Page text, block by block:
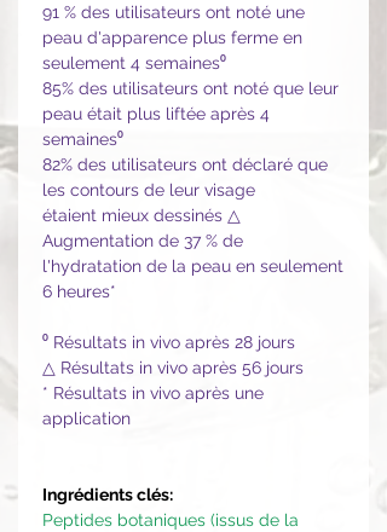
91 % des utilisateurs ont noté une
peau d'apparence plus ferme en
seulement 4 semaines⁰
85% des utilisateurs ont noté que leur
peau était plus liftée après 4
semaines⁰
82% des utilisateurs ont déclaré que
les contours de leur visage
étaient mieux dessinés △
Augmentation de 37 % de
l'hydratation de la peau en seulement
6 heures*
⁰ Résultats in vivo après 28 jours
△ Résultats in vivo après 56 jours
* Résultats in vivo après une
application
Ingrédients clés:
Peptides botaniques (issus de la